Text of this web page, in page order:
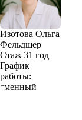
Изотова Ольга
Фельдшер
Стаж 31 год
График
работы:
сменный